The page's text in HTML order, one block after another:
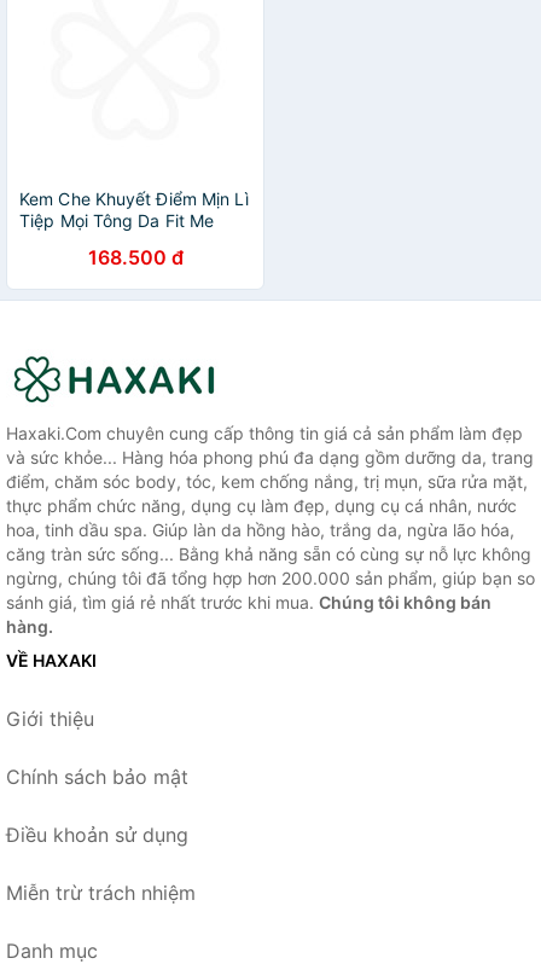
Kem Che Khuyết Điểm Mịn Lì
Tiệp Mọi Tông Da Fit Me
York 6.8ml168.500 đ
Haxaki.Com chuyên cung cấp thông tin giá cả sản phẩm làm đẹp
và sức khỏe... Hàng hóa phong phú đa dạng gồm dưỡng da, trang
điểm, chăm sóc body, tóc, kem chống nắng, trị mụn, sữa rửa mặt,
thực phẩm chức năng, dụng cụ làm đẹp, dụng cụ cá nhân, nước
hoa, tinh dầu spa. Giúp làn da hồng hào, trắng da, ngừa lão hóa,
căng tràn sức sống... Bằng khả năng sẵn có cùng sự nỗ lực không
ngừng, chúng tôi đã tổng hợp hơn 200.000 sản phẩm, giúp bạn so
sánh giá, tìm giá rẻ nhất trước khi mua. Chúng tôi không bán
hàng.
VỀ HAXAKI
Giới thiệu
Chính sách bảo mật
Điều khoản sử dụng
Miễn trừ trách nhiệm
Danh mục